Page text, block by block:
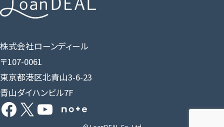
株式会社ローンディール
〒107-0061
東京都港区北青山3-6-23
青山ダイハンビル7F
Facebook
X YouTube
Share Icon